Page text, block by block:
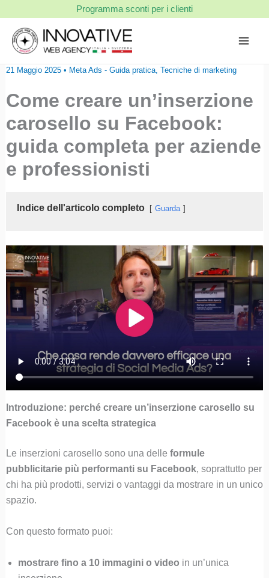
contenuto
Programma sconti per i clienti
21 Maggio 2025 • Meta Ads - Guida pratica, Tecniche di marketing
Come creare un’inserzione
carosello su Facebook:
guida completa per aziende
e professionisti
Indice dell'articolo completo Guarda
Introduzione: perché creare un’inserzione carosello su
Facebook è una scelta strategica
Le inserzioni carosello sono una delle formule
pubblicitarie più performanti su Facebook, soprattutto per
chi ha più prodotti, servizi o vantaggi da mostrare in un unico
spazio.
Con questo formato puoi:
mostrare fino a 10 immagini o video in un’unica